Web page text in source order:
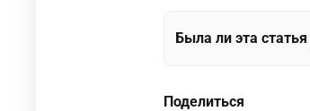
Была ли эта
Поделиться